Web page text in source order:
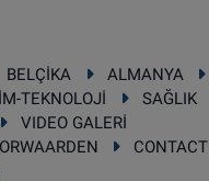
BELÇİKA ALMANYA
TEKNOLOJİ
SAĞLIK
VIDEO GALERİ
CONTACT